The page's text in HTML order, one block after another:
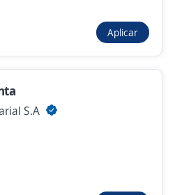
(Operativo) Cali
GUADALUPE Y AMIGOS
Aplicar
S.A